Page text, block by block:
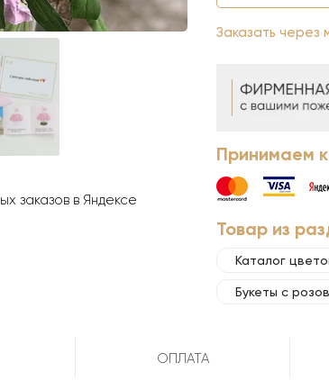
заказов в Яндексе
Заказать через
Принимаем
Товар из
Каталог
Букеты с
ОПЛАТА